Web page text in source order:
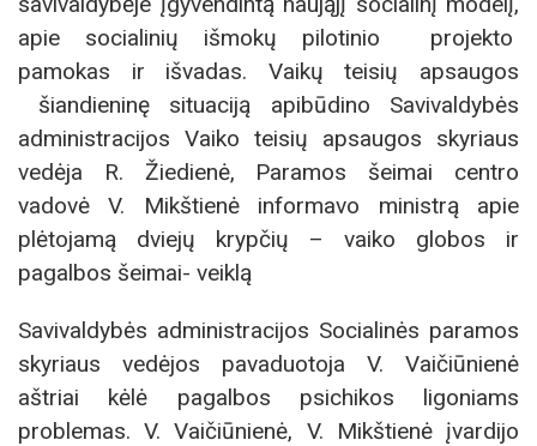
apie socialinių išmokų pilotinio projekto
pamokas ir išvadas. Vaikų teisių apsaugos
šiandieninę situaciją apibūdino Savivaldybės
administracijos Vaiko teisių apsaugos skyriaus
vedėja R. Žiedienė, Paramos šeimai centro
vadovė V. Mikštienė informavo ministrą apie
plėtojamą dviejų krypčių – vaiko globos ir
pagalbos šeimai- veiklą
Savivaldybės administracijos Socialinės paramos
skyriaus vedėjos pavaduotoja V. Vaičiūnienė
aštriai kėlė pagalbos psichikos ligoniams
problemas. V. Vaičiūnienė, V. Mikštienė įvardijo